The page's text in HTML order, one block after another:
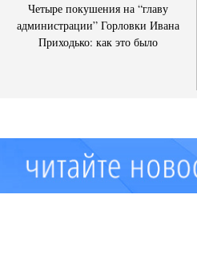
Четыре покушения на “главу
администрации” Горловки Ивана
Приходько: как это было